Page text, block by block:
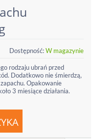
Dostępność:W magazynie
rodzaju ubrań przed
Dodatkowo nie śmierdzą,
Opakowanie
3 miesiące działania.